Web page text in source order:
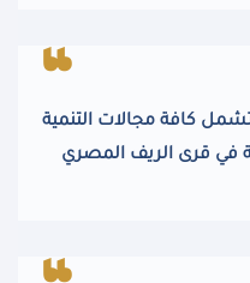
كافة مجالات التنمية
في قرى الريف المصري